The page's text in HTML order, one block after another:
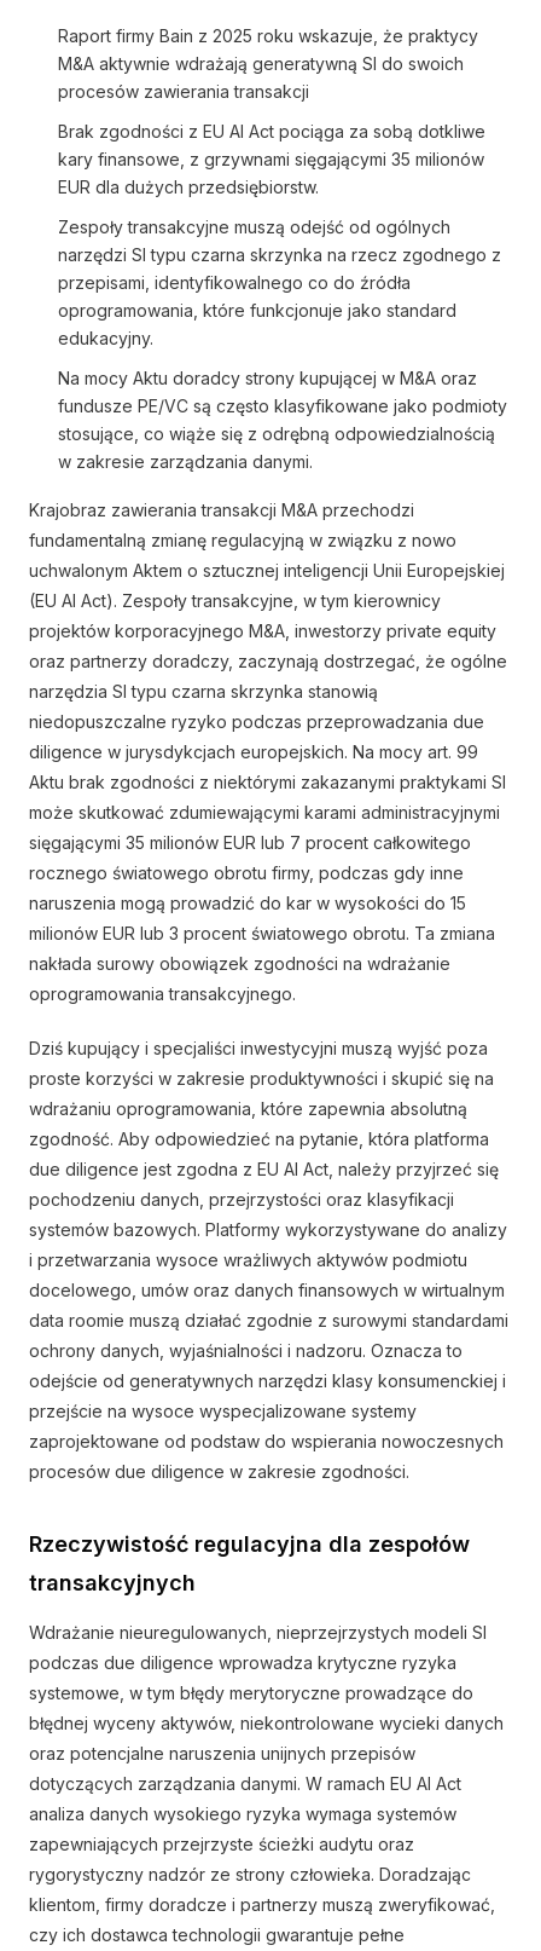
Raport firmy Bain z 2025 roku wskazuje, że praktycy
M&A aktywnie wdrażają generatywną SI do swoich
procesów zawierania transakcji
Brak zgodności z EU AI Act pociąga za sobą dotkliwe
kary finansowe, z grzywnami sięgającymi 35 milionów
EUR dla dużych przedsiębiorstw.
Zespoły transakcyjne muszą odejść od ogólnych
narzędzi SI typu czarna skrzynka na rzecz zgodnego z
przepisami, identyfikowalnego co do źródła
oprogramowania, które funkcjonuje jako standard
edukacyjny.
Na mocy Aktu doradcy strony kupującej w M&A oraz
fundusze PE/VC są często klasyfikowane jako podmioty
stosujące, co wiąże się z odrębną odpowiedzialnością
w zakresie zarządzania danymi.
Krajobraz zawierania transakcji M&A przechodzi
fundamentalną zmianę regulacyjną w związku z nowo
uchwalonym Aktem o sztucznej inteligencji Unii Europejskiej
(EU AI Act). Zespoły transakcyjne, w tym kierownicy
projektów korporacyjnego M&A, inwestorzy private equity
oraz partnerzy doradczy, zaczynają dostrzegać, że ogólne
narzędzia SI typu czarna skrzynka stanowią
niedopuszczalne ryzyko podczas przeprowadzania due
diligence w jurysdykcjach europejskich. Na mocy art. 99
Aktu brak zgodności z niektórymi zakazanymi praktykami SI
może skutkować zdumiewającymi karami administracyjnymi
sięgającymi 35 milionów EUR lub 7 procent całkowitego
rocznego światowego obrotu firmy, podczas gdy inne
naruszenia mogą prowadzić do kar w wysokości do 15
milionów EUR lub 3 procent światowego obrotu. Ta zmiana
nakłada surowy obowiązek zgodności na wdrażanie
oprogramowania transakcyjnego.
Dziś kupujący i specjaliści inwestycyjni muszą wyjść poza
proste korzyści w zakresie produktywności i skupić się na
wdrażaniu oprogramowania, które zapewnia absolutną
zgodność. Aby odpowiedzieć na pytanie, która platforma
due diligence jest zgodna z EU AI Act, należy przyjrzeć się
pochodzeniu danych, przejrzystości oraz klasyfikacji
systemów bazowych. Platformy wykorzystywane do analizy
i przetwarzania wysoce wrażliwych aktywów podmiotu
docelowego, umów oraz danych finansowych w wirtualnym
data roomie muszą działać zgodnie z surowymi standardami
ochrony danych, wyjaśnialności i nadzoru. Oznacza to
odejście od generatywnych narzędzi klasy konsumenckiej i
przejście na wysoce wyspecjalizowane systemy
zaprojektowane od podstaw do wspierania nowoczesnych
procesów due diligence w zakresie zgodności.
Rzeczywistość regulacyjna dla zespołów
transakcyjnych
Wdrażanie nieuregulowanych, nieprzejrzystych modeli SI
podczas due diligence wprowadza krytyczne ryzyka
systemowe, w tym błędy merytoryczne prowadzące do
błędnej wyceny aktywów, niekontrolowane wycieki danych
oraz potencjalne naruszenia unijnych przepisów
dotyczących zarządzania danymi. W ramach EU AI Act
analiza danych wysokiego ryzyka wymaga systemów
zapewniających przejrzyste ścieżki audytu oraz
rygorystyczny nadzór ze strony człowieka. Doradzając
klientom, firmy doradcze i partnerzy muszą zweryfikować,
czy ich dostawca technologii gwarantuje pełne